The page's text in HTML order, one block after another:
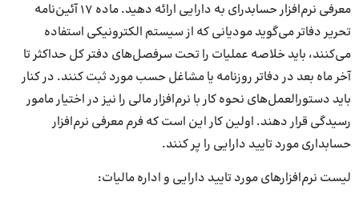
معرفی نرم‌افزار حسابدرای به دارایی ارائه دهید. ماده 17 آئین‌نامه
تحریر دفاتر می‌گوید مودیانی که از سیستم الکترونیکی استفاده
می‌کنند، باید خلاصه عملیات را تحت سرفصل‌های دفتر کل حداکثر تا
آخر ماه بعد در دفاتر روزنامه یا مشاغل حسب مورد ثبت کنند. در کنار
باید دستور‌العمل‌های نحوه کار با نرم‌افزار مالی را نیز در اختیار مامور
رسیدگی قرار دهند. اولین کار این است که فرم معرفی نرم‌افزار
حسابداری مورد تایید دارایی را پر کنند.
لیست نرم‌افزارهای مورد تایید دارایی و اداره مالیات: